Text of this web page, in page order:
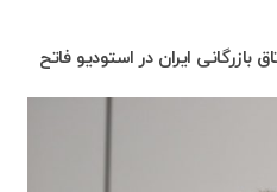
بازرگانی ایران در استودیو فاتح